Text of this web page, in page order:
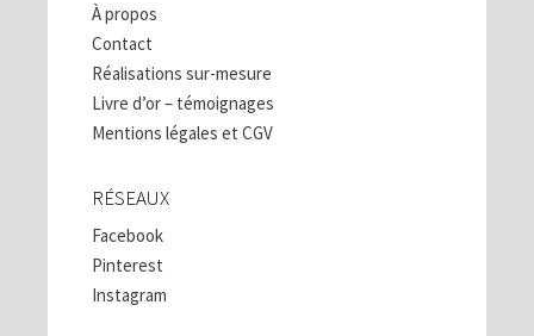
À propos
Contact
Réalisations sur-mesure
Livre d’or – témoignages
Mentions légales et CGV
RÉSEAUX
Facebook
Pinterest
Instagram